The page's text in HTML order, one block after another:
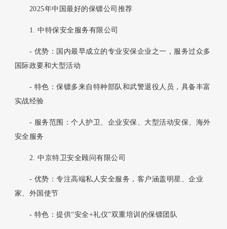
2025年中国最好的保镖公司推荐
1. 中特保安全服务有限公司
- 优势：国内最早成立的专业安保企业之一，服务过众多
国际政要和大型活动
- 特色：保镖多来自特种部队和武警退役人员，具备丰富
实战经验
- 服务范围：个人护卫、企业安保、大型活动安保、海外
安全服务
2. 中京特卫安全顾问有限公司
- 优势：专注高端私人安全服务，客户涵盖明星、企业
家、外国使节
- 特色：提供“安全+礼仪”双重培训的保镖团队